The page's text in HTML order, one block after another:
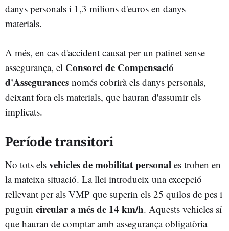
danys personals i 1,3 milions d'euros en danys
materials.
A més, en cas d'accident causat per un patinet sense
assegurança, el Consorci de Compensació
d'Assegurances només cobrirà els danys personals,
deixant fora els materials, que hauran d'assumir els
implicats.
Període transitori
No tots els vehicles de mobilitat personal es troben en
la mateixa situació. La llei introdueix una excepció
rellevant per als VMP que superin els 25 quilos de pes i
puguin circular a més de 14 km/h. Aquests vehicles sí
que hauran de comptar amb assegurança obligatòria